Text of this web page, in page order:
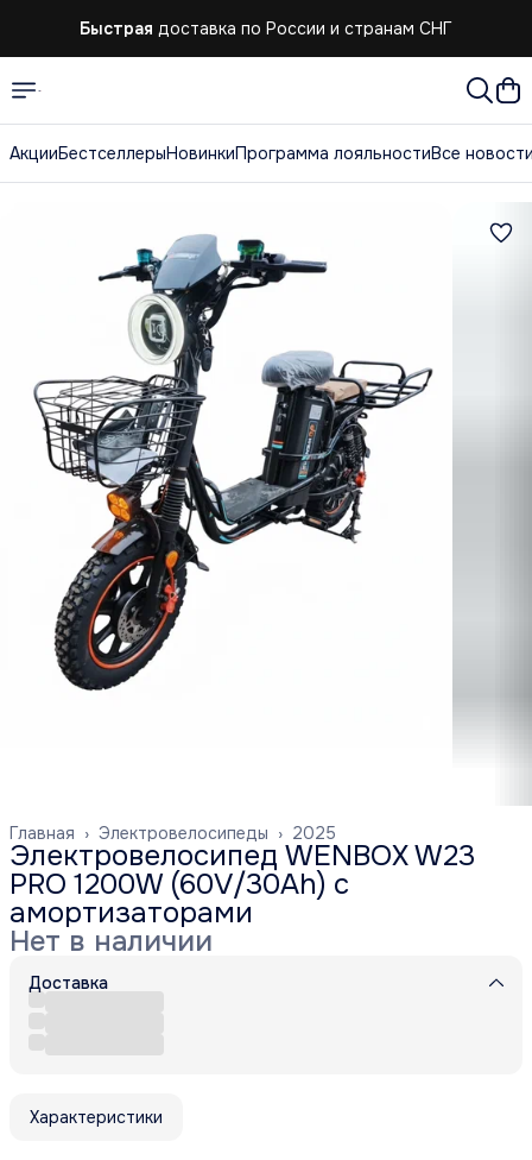
Быстрая доставка по России и странам СНГ
АкцииБестселлерыНовинкиПрограмма лояльностиВсе
2025
Электровелосипеды ›
Главная ›
Электровелосипед WENBOX W23
PRO 1200W (60V/30Ah) с
амортизаторами
Нет в наличии
Доставка
Характеристики